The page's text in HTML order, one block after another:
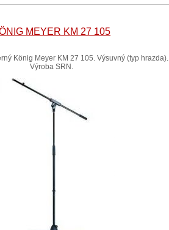
MEYER KM 27 105
König Meyer KM 27 105. Výsuvný (typ hrazda).
Výroba SRN.